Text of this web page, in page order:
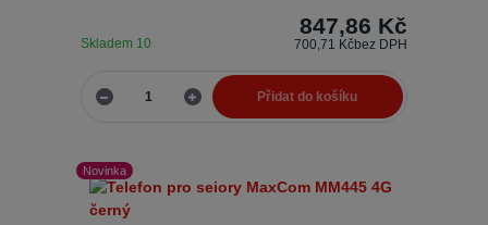
847,86 Kč
700,71 Kčbez DPH
Skladem 10
Přidat do košíku
Novinka